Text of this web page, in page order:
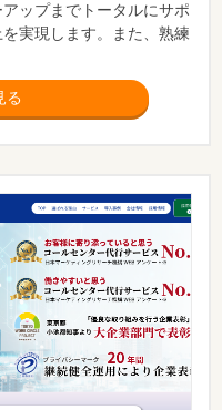
ップまでトータルにサポ
実現します。また、熟練
る